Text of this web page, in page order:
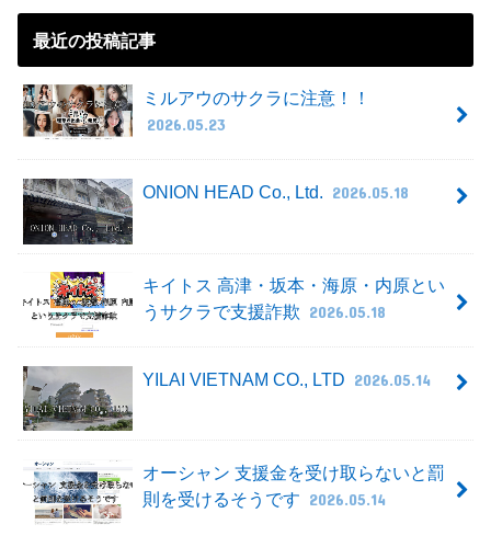
最近の投稿記事
ミルアウのサクラに注意！！
2026.05.23
ONION HEAD Co., Ltd. 2026.05.18
キイトス 高津・坂本・海原・内原とい
うサクラで支援詐欺 2026.05.18
YILAI VIETNAM CO., LTD 2026.05.14
オーシャン 支援金を受け取らないと罰
則を受けるそうです 2026.05.14